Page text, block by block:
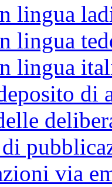
lingua
lingua
lingua
di
via